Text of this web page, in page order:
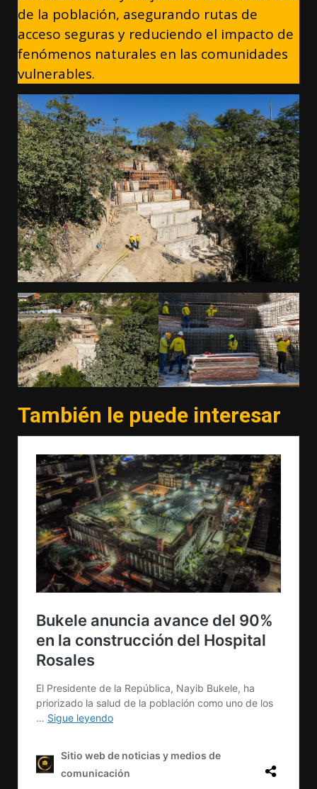
de la población, asegurando rutas de
acceso seguras y reduciendo el impacto de
fenómenos naturales en las comunidades
vulnerables.
También le puede interesar